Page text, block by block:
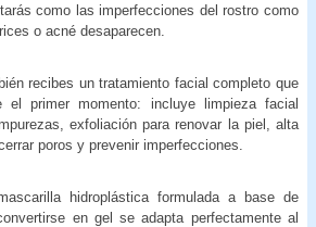
como las imperfecciones del rostro como
o acné desaparecen.
recibes un tratamiento facial completo que
primer momento: incluye limpieza facial
exfoliación para renovar la piel, alta
poros y prevenir imperfecciones.
hidroplástica formulada a base de
en gel se adapta perfectamente al